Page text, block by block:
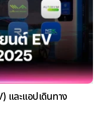
และแอปเดินทาง